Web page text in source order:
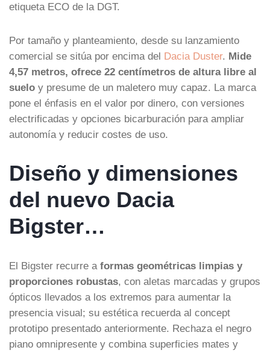
etiqueta ECO de la DGT.
Por tamaño y planteamiento, desde su lanzamiento
comercial se sitúa por encima del Dacia Duster. Mide
4,57 metros, ofrece 22 centímetros de altura libre al
suelo y presume de un maletero muy capaz. La marca
pone el énfasis en el valor por dinero, con versiones
electrificadas y opciones bicarburación para ampliar
autonomía y reducir costes de uso.
Diseño y dimensiones
del nuevo Dacia
Bigster…
El Bigster recurre a formas geométricas limpias y
proporciones robustas, con aletas marcadas y grupos
ópticos llevados a los extremos para aumentar la
presencia visual; su estética recuerda al concept
prototipo presentado anteriormente. Rechaza el negro
piano omnipresente y combina superficies mates y